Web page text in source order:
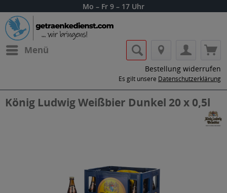
Mo – Fr 9 – 17 Uhr
Menü
Bestellung widerrufen
Es gilt unsere Datenschutzerklärung
König Ludwig Weißbier Dunkel 20 x 0,5l